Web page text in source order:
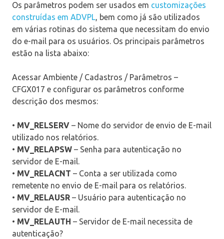
Os parâmetros podem ser usados em customizações
construídas em ADVPL, bem como já são utilizados
em várias rotinas do sistema que necessitam do envio
do e-mail para os usuários. Os principais parâmetros
estão na lista abaixo:
Acessar Ambiente / Cadastros / Parâmetros –
CFGX017 e configurar os parâmetros conforme
descrição dos mesmos:
• MV_RELSERV – Nome do servidor de envio de E-mail
utilizado nos relatórios.
• MV_RELAPSW – Senha para autenticação no
servidor de E-mail.
• MV_RELACNT – Conta a ser utilizada como
remetente no envio de E-mail para os relatórios.
• MV_RELAUSR – Usuário para autenticação no
servidor de E-mail.
• MV_RELAUTH – Servidor de E-mail necessita de
autenticação?